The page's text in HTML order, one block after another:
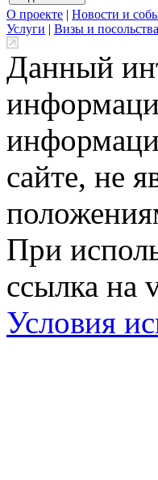
О проекте | Новости и
Услуги | Визы и посольства
Данный
сайте, не
При
ссылка на
Условия